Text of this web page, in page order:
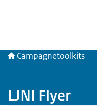
Campagnetoolkits
LJNI Flyer